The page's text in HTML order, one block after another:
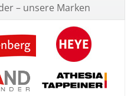
– unsere Marken